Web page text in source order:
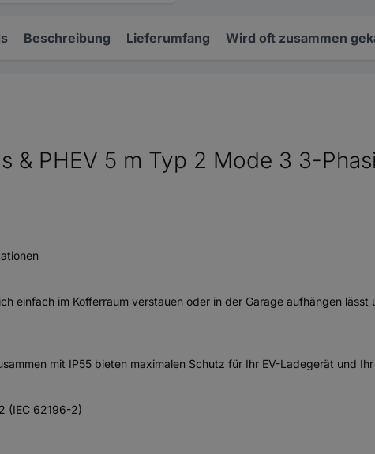
Beschreibung Lieferumfang Wird oft zusammen
PHEV 5 m Typ 2 Mode 3 3-
einfach im Kofferraum verstauen oder in der Garage aufhängen
mit IP55 bieten maximalen Schutz für Ihr EV-Ladegerät und
(IEC 62196-2)